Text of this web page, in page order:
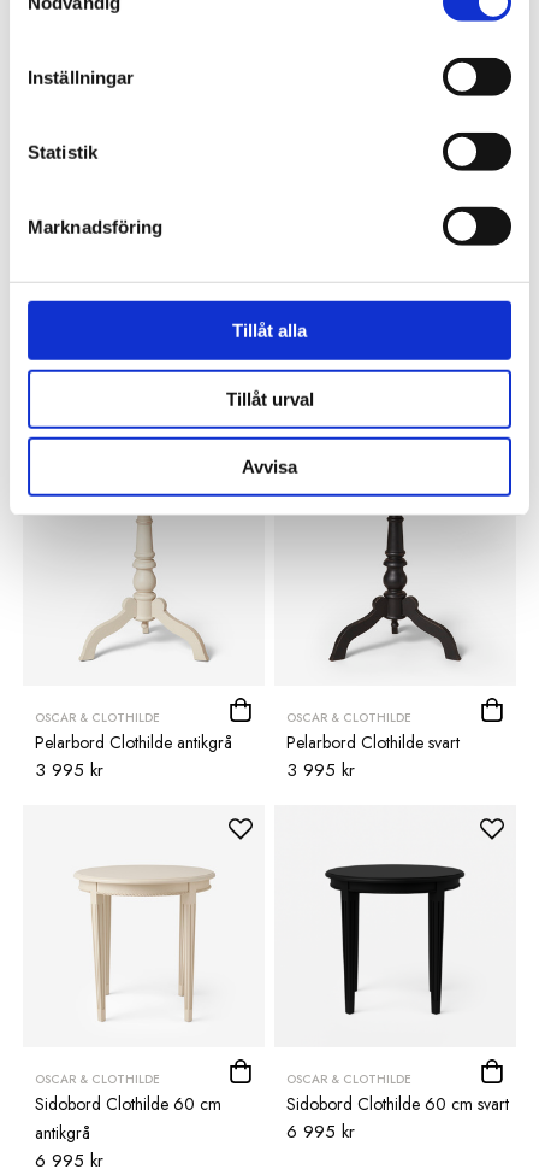
Inställningar
Statistik
Marknadsföring
Tillåt alla
Tillåt urval
Avvisa
Avlastningsbord 155 cm antikgrå Avlastningsbord 155 cm svart
OSCAR & CLOTHILDE
Baljfåtölj Clothilde svart
OSCAR & CLOTHILDE
Byrå Clothilde 3 lådor antikgrå
12 995 kr
OSCAR & CLOTHILDE
Pelarbord Clothilde antikgrå
3 995 kr
OSCAR & CLOTHILDE
Pelarbord Clothilde svart
3 995 kr
OSCAR & CLOTHILDE
Sidobord Clothilde 60 cm
antikgrå
6 995 kr
OSCAR & CLOTHILDE
Sidobord Clothilde 60 cm svart
6 995 kr